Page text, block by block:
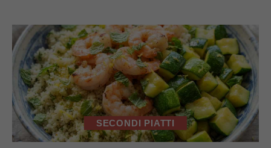
SECONDI PIATTI